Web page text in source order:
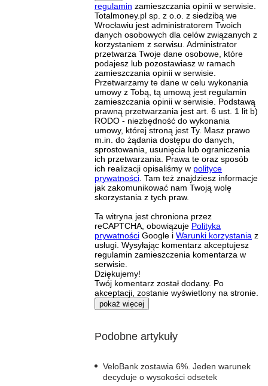
regulamin zamieszczania opinii w serwisie.
Totalmoney.pl sp. z o.o. z siedzibą we
Wrocławiu jest administratorem Twoich
danych osobowych dla celów związanych z
korzystaniem z serwisu. Administrator
przetwarza Twoje dane osobowe, które
podajesz lub pozostawiasz w ramach
zamieszczania opinii w serwisie.
Przetwarzamy te dane w celu wykonania
umowy z Tobą, tą umową jest regulamin
zamieszczania opinii w serwisie. Podstawą
prawną przetwarzania jest art. 6 ust. 1 lit b)
RODO - niezbędność do wykonania
umowy, której stroną jest Ty. Masz prawo
m.in. do żądania dostępu do danych,
sprostowania, usunięcia lub ograniczenia
ich przetwarzania. Prawa te oraz sposób
ich realizacji opisaliśmy w polityce
prywatności . Tam też znajdziesz informacje
jak zakomunikować nam Twoją wolę
skorzystania z tych praw.
Ta witryna jest chroniona przez
reCAPTCHA, obowiązuje Polityka
prywatności Google i Warunki korzystania z
usługi. Wysyłając komentarz akceptujesz
regulamin zamieszczenia komentarza w
serwisie.
Dziękujemy!
Twój komentarz został dodany. Po
akceptacji, zostanie wyświetlony na stronie.
pokaż więcej
Podobne artykuły
VeloBank zostawia 6%. Jeden warunek
decyduje o wysokości odsetek